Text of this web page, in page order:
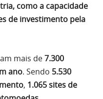
como a capacidade
de investimento pela
mais de7.300
ano. Sendo 5.530
, 1.065 sites de